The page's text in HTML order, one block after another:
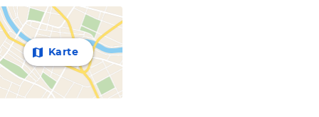
Karte